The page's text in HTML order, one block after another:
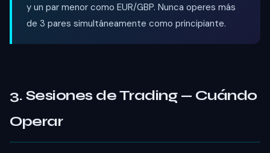
y un par menor como EUR/GBP. Nunca operes más
de 3 pares simultáneamente como principiante.
3. Sesiones de Trading — Cuándo
Operar